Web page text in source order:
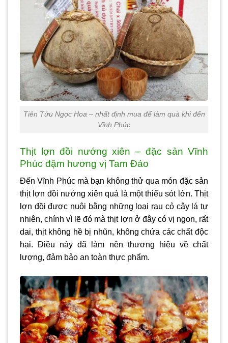
Tiên Tửu Ngọc Hoa – nhất định mua để làm quà khi đến
Vĩnh Phúc
Thịt lợn đồi nướng xiên – đặc sản Vĩnh
Phúc đậm hương vị Tam Đảo
Đến Vĩnh Phúc mà bạn không thử qua món đặc sản
thịt lợn đồi nướng xiên quả là một thiếu sót lớn. Thịt
lợn đồi được nuôi bằng những loại rau cỏ cây lá tự
nhiên, chính vì lẽ đó mà thịt lợn ở đây có vị ngon, rất
dai, thịt không hề bị nhũn, không chứa các chất độc
hại. Điều này đã làm nên thương hiệu về chất
lượng, đảm bảo an toàn thực phẩm.